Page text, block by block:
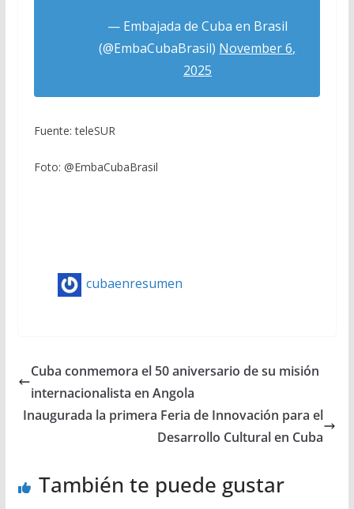
— Embajada de Cuba en Brasil
(@EmbaCubaBrasil) November 6,
2025
Fuente: teleSUR
Foto: @EmbaCubaBrasil
cubaenresumen
Cuba conmemora el 50 aniversario de su misión
internacionalista en Angola
Inaugurada la primera Feria de Innovación para el
Desarrollo Cultural en Cuba
También te puede gustar